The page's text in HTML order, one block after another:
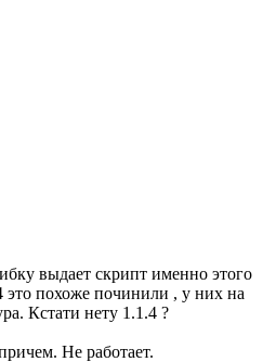
выдает скрипт именно этого
это похоже починили , у них на
Кстати нету 1.1.4 ?
Не работает.